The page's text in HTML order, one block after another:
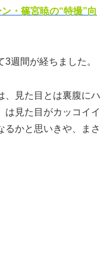
・篠宮暁の“特撮”向
3週間が経ちました。
、見た目とは裏腹にハ
は見た目がカッコイイ
るかと思いきや、まさ